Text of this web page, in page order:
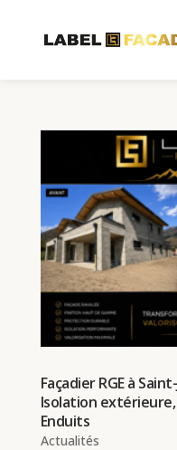
Façadier RGE à
Isolation
Enduits
Actualités